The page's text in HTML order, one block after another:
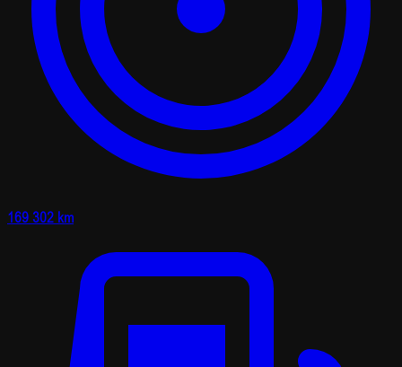
169 302 km